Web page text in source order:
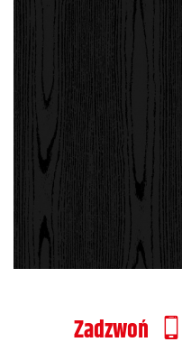
Zadzwoń